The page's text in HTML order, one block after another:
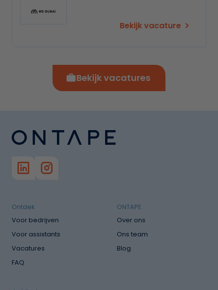
Bekijk vacature
Bekijk vacatures
Ontdek
Voor bedrijven
Voor assistants
Vacatures
FAQ
ONTAPE
Over ons
Ons team
Blog